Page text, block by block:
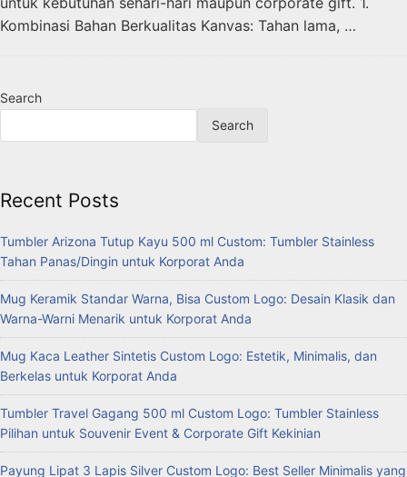
Kombinasi Bahan Berkualitas Kanvas: Tahan lama, …
Search
Search
Recent Posts
Tumbler Arizona Tutup Kayu 500 ml Custom: Tumbler Stainless
Tahan Panas/Dingin untuk Korporat Anda
Mug Keramik Standar Warna, Bisa Custom Logo: Desain Klasik dan
Warna-Warni Menarik untuk Korporat Anda
Mug Kaca Leather Sintetis Custom Logo: Estetik, Minimalis, dan
Berkelas untuk Korporat Anda
Tumbler Travel Gagang 500 ml Custom Logo: Tumbler Stainless
Pilihan untuk Souvenir Event & Corporate Gift Kekinian
Payung Lipat 3 Lapis Silver Custom Logo: Best Seller Minimalis yang